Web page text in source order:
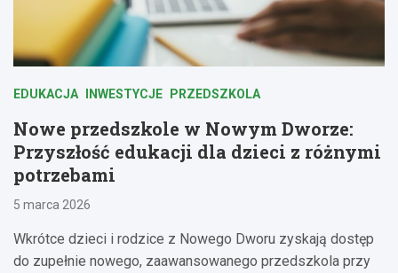
EDUKACJA INWESTYCJE PRZEDSZKOLA
Nowe przedszkole w Nowym Dworze:
Przyszłość edukacji dla dzieci z różnymi
potrzebami
5 marca 2026
Wkrótce dzieci i rodzice z Nowego Dworu zyskają dostęp
do zupełnie nowego, zaawansowanego przedszkola przy